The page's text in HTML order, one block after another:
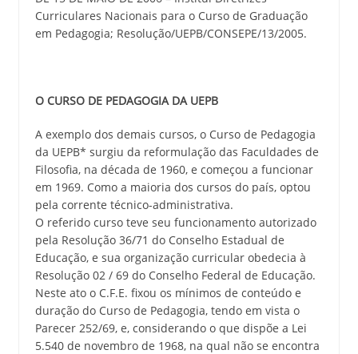
Curriculares Nacionais para o Curso de Graduação
em Pedagogia; Resolução/UEPB/CONSEPE/13/2005.
O CURSO DE PEDAGOGIA DA UEPB
A exemplo dos demais cursos, o Curso de Pedagogia
da UEPB* surgiu da reformulação das Faculdades de
Filosofia, na década de 1960, e começou a funcionar
em 1969. Como a maioria dos cursos do país, optou
pela corrente técnico-administrativa.
O referido curso teve seu funcionamento autorizado
pela Resolução 36/71 do Conselho Estadual de
Educação, e sua organização curricular obedecia à
Resolução 02 / 69 do Conselho Federal de Educação.
Neste ato o C.F.E. fixou os mínimos de conteúdo e
duração do Curso de Pedagogia, tendo em vista o
Parecer 252/69, e, considerando o que dispõe a Lei
5.540 de novembro de 1968, na qual não se encontra